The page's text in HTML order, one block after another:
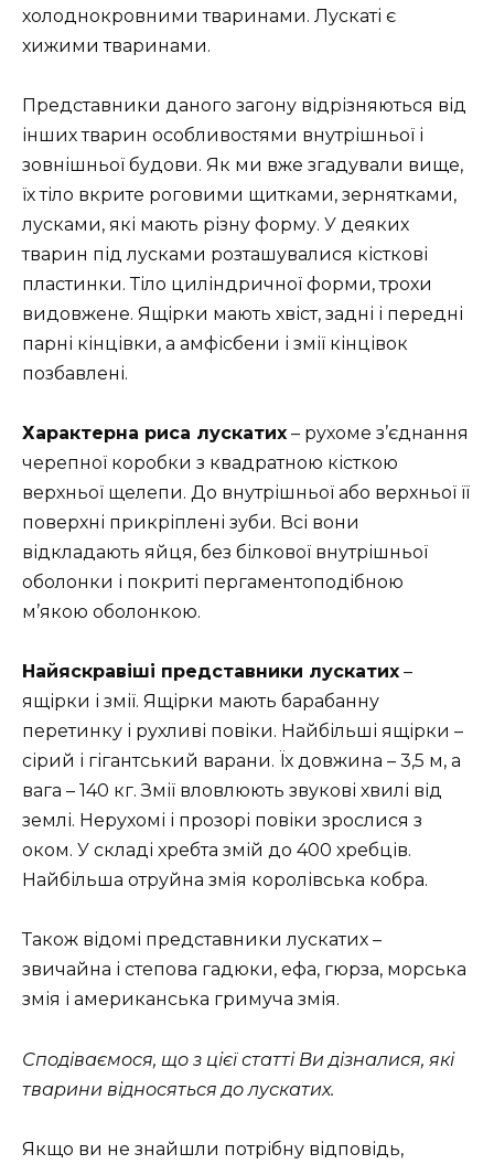
холоднокровними тваринами. Лускаті є
хижими тваринами.
Представники даного загону відрізняються від
інших тварин особливостями внутрішньої і
зовнішньої будови. Як ми вже згадували вище,
їх тіло вкрите роговими щитками, зернятками,
лусками, які мають різну форму. У деяких
тварин під лусками розташувалися кісткові
пластинки. Тіло циліндричної форми, трохи
видовжене. Ящірки мають хвіст, задні і передні
парні кінцівки, а амфісбени і змії кінцівок
позбавлені.
Характерна риса лускатих – рухоме з’єднання
черепної коробки з квадратною кісткою
верхньої щелепи. До внутрішньої або верхньої її
поверхні прикріплені зуби. Всі вони
відкладають яйця, без білкової внутрішньої
оболонки і покриті пергаментоподібною
м’якою оболонкою.
Найяскравіші представники лускатих –
ящірки і змії. Ящірки мають барабанну
перетинку і рухливі повіки. Найбільші ящірки –
сірий і гігантський варани. Їх довжина – 3,5 м, а
вага – 140 кг. Змії вловлюють звукові хвилі від
землі. Нерухомі і прозорі повіки зрослися з
оком. У складі хребта змій до 400 хребців.
Найбільша отруйна змія королівська кобра.
Також відомі представники лускатих –
звичайна і степова гадюки, ефа, гюрза, морська
змія і американська гримуча змія.
Сподіваємося, що з цієї статті Ви дізналися, які
тварини відносяться до лускатих.
Якщо ви не знайшли потрібну відповідь,